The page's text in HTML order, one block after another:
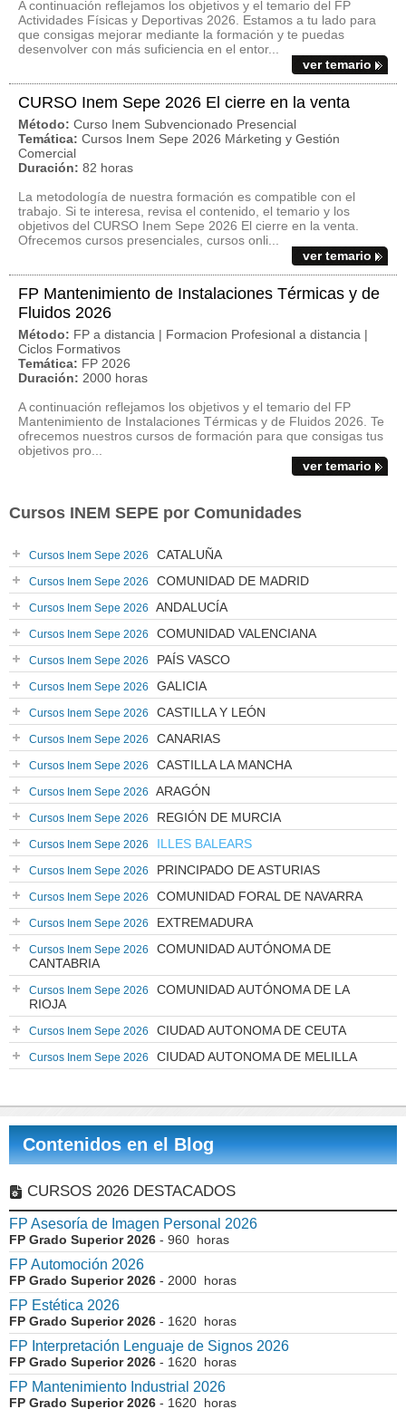
A continuación reflejamos los objetivos y el temario del FP
Actividades Físicas y Deportivas 2026. Estamos a tu lado para
que consigas mejorar mediante la formación y te puedas
desenvolver con más suficiencia en el entor...
ver temario
CURSO Inem Sepe 2026 El cierre en la venta
Método: Curso Inem Subvencionado Presencial
Temática: Cursos Inem Sepe 2026 Márketing y Gestión
Comercial
Duración: 82 horas
La metodología de nuestra formación es compatible con el
trabajo. Si te interesa, revisa el contenido, el temario y los
objetivos del CURSO Inem Sepe 2026 El cierre en la venta.
Ofrecemos cursos presenciales, cursos onli...
ver temario
FP Mantenimiento de Instalaciones Térmicas y de
Fluidos 2026
Método: FP a distancia | Formacion Profesional a distancia |
Ciclos Formativos
Temática: FP 2026
Duración: 2000 horas
A continuación reflejamos los objetivos y el temario del FP
Mantenimiento de Instalaciones Térmicas y de Fluidos 2026. Te
ofrecemos nuestros cursos de formación para que consigas tus
objetivos pro...
ver temario
Cursos INEM SEPE por Comunidades
Cursos Inem Sepe 2026 CATALUÑA
Cursos Inem Sepe 2026 COMUNIDAD DE MADRID
Cursos Inem Sepe 2026 ANDALUCÍA
Cursos Inem Sepe 2026 COMUNIDAD VALENCIANA
Cursos Inem Sepe 2026 PAÍS VASCO
Cursos Inem Sepe 2026 GALICIA
Cursos Inem Sepe 2026 CASTILLA Y LEÓN
Cursos Inem Sepe 2026 CANARIAS
Cursos Inem Sepe 2026 CASTILLA LA MANCHA
Cursos Inem Sepe 2026 ARAGÓN
Cursos Inem Sepe 2026 REGIÓN DE MURCIA
Cursos Inem Sepe 2026 ILLES BALEARS
Cursos Inem Sepe 2026 PRINCIPADO DE ASTURIAS
Cursos Inem Sepe 2026 COMUNIDAD FORAL DE NAVARRA
Cursos Inem Sepe 2026 EXTREMADURA
Cursos Inem Sepe 2026
COMUNIDAD AUTÓNOMA DE
CANTABRIA
Cursos Inem Sepe 2026
COMUNIDAD AUTÓNOMA DE LA
RIOJA
Cursos Inem Sepe 2026 CIUDAD AUTONOMA DE CEUTA
Cursos Inem Sepe 2026 CIUDAD AUTONOMA DE MELILLA
Contenidos en el Blog
CURSOS 2026 DESTACADOS
FP Asesoría de Imagen Personal 2026
FP Grado Superior 2026 - 960 horas
FP Automoción 2026
FP Grado Superior 2026 - 2000 horas
FP Estética 2026
FP Grado Superior 2026 - 1620 horas
FP Interpretación Lenguaje de Signos 2026
FP Grado Superior 2026 - 1620 horas
FP Mantenimiento Industrial 2026
FP Grado Superior 2026 - 1620 horas